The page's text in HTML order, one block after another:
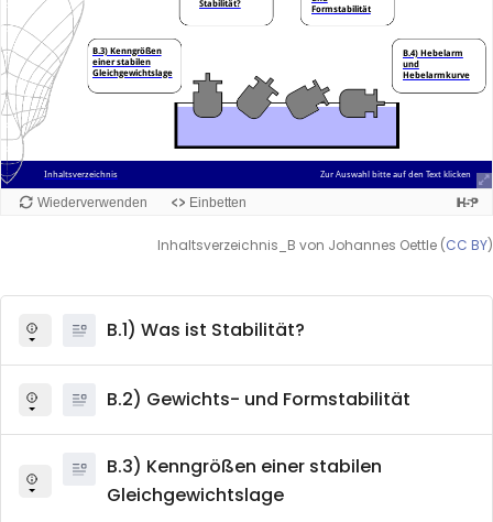
Inhaltsverzeichnis_B von Johannes Oettle (CC BY)
B.1) Was ist Stabilität?
B.2) Gewichts- und Formstabilität
B.3) Kenngrößen einer stabilen
Gleichgewichtslage